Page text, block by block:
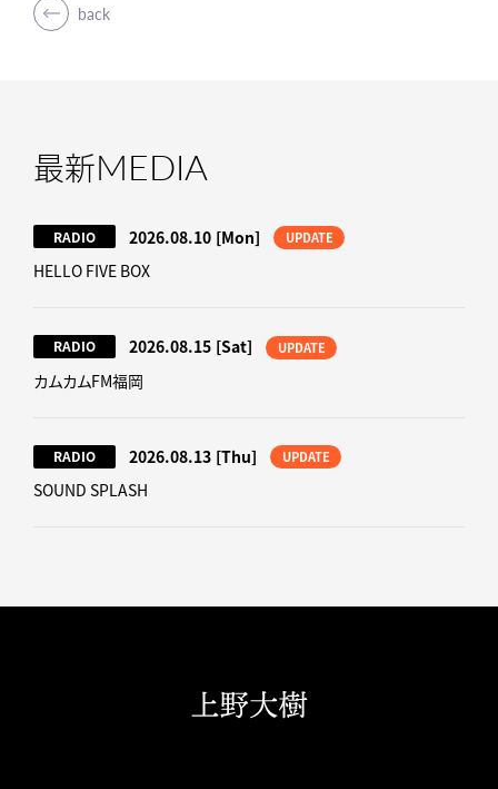
back
最新MEDIA
RADIO 2026.08.10 [Mon] UPDATE
HELLO FIVE BOX
RADIO 2026.08.15 [Sat] UPDATE
カムカムFM福岡
RADIO 2026.08.13 [Thu] UPDATE
SOUND SPLASH